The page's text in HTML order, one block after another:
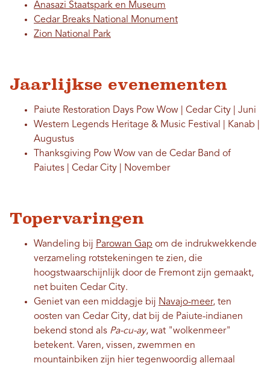
Anasazi Staatspark en Museum
Cedar Breaks National Monument
Zion National Park
Jaarlijkse evenementen
Paiute Restoration Days Pow Wow | Cedar City | Juni
Western Legends Heritage & Music Festival | Kanab |
Augustus
Thanksgiving Pow Wow van de Cedar Band of
Paiutes | Cedar City | November
Topervaringen
Wandeling bij Parowan Gap om de indrukwekkende
verzameling rotstekeningen te zien, die
hoogstwaarschijnlijk door de Fremont zijn gemaakt,
net buiten Cedar City.
Geniet van een middagje bij Navajo-meer, ten
oosten van Cedar City, dat bij de Paiute-indianen
bekend stond als Pa-cu-ay, wat "wolkenmeer"
betekent. Varen, vissen, zwemmen en
mountainbiken zijn hier tegenwoordig allemaal